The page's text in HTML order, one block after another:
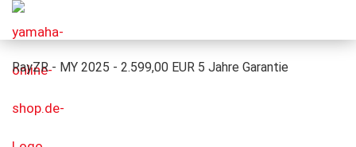
RayZR - MY 2025 - 2.599,00 EUR 5 Jahre Garantie